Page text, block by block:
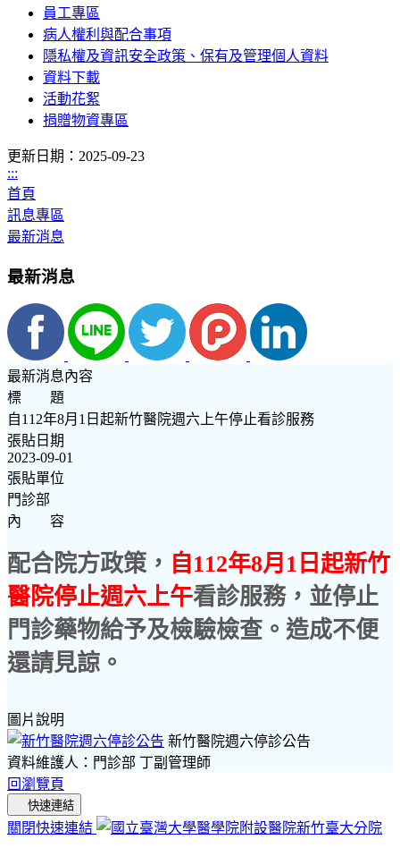
員工專區
病人權利與配合事項
隱私權及資訊安全政策、保有及管理個人資料
資料下載
活動花絮
捐贈物資專區
更新日期：2025-09-23
:::
首頁
訊息專區
最新消息
最新消息
最新消息內容
標 題
自112年8月1日起新竹醫院週六上午停止看診服務
張貼日期
2023-09-01
張貼單位
門診部
內 容
配合院方政策， 自 112年8月1 日起新竹
醫院停止週六上午看診服務，並停止
門診藥物給予及檢驗檢查。造成不便
還請見諒。
圖片說明
新竹醫院週六停診公告
資料維護人：門診部 丁副管理師
回瀏覽頁
快速連結
關閉快速連結